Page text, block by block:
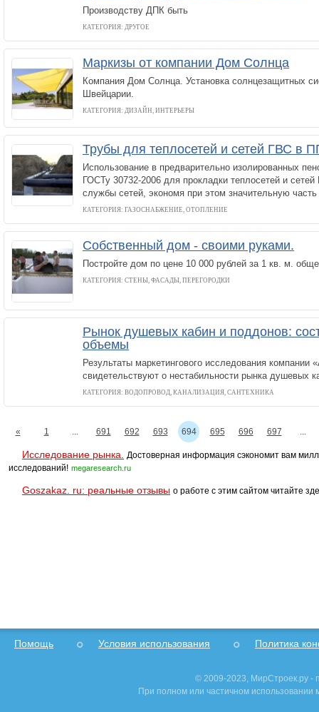
Производству ДПК быть
КАТЕГОРИЯ: ДРУГОЕ
Маркизы от компании Дом Солнца
Компания Дом Солнца. Установка солнцезащитных
Швейцарии.
КАТЕГОРИЯ: ДИЗАЙН, ИНТЕРЬЕРЫ
Трубы для теплосетей и сетей ГВС в
Использование в предварительно изолированных
ГОСТу 30732-2006 для прокладки теплосетей и
службы сетей, экономя при этом значительную часть
КАТЕГОРИЯ: ГАЗОСНАБЖЕНИЕ, ОТОПЛЕНИЕ
Собственный дом - своими руками.
Постройте дом по цене 10 000 рублей за 1 кв. м.
КАТЕГОРИЯ: СТЕНЫ, ФАСАДЫ, ПЕРЕГОРОДКИ
Рынок душевых кабин и поддонов:
объемы
Результаты маркетингового исследования компании
свидетельствуют о нестабильности рынка душевых
КАТЕГОРИЯ: ВОДОПРОВОД, КАНАЛИЗАЦИЯ, САНТЕХНИКА
« 1 ... 691 692 693 694 695 696 697 ...
Исследование рынка.
Достоверная информация сэкономит вам
исследований! megaresearch.ru
Goszakaz. ru: реальные отзывы о работе с этим сайтом читайте
Помощь Условия использования Политика
© 2009-2023, МирСтроек.ру -
При полном или частичном использовании